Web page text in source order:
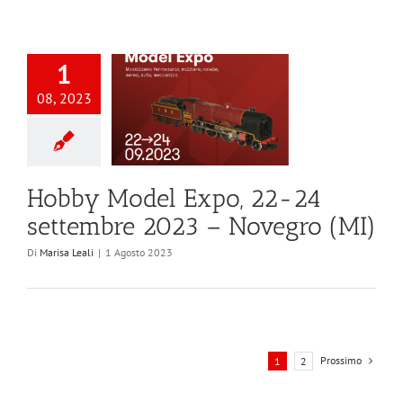
1
08, 2023
Hobby Model Expo, 22-24
settembre 2023 – Novegro (MI)
Di Marisa Leali | 1 Agosto 2023
1 2 Prossimo